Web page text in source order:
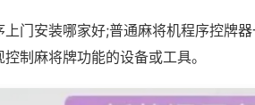
上门安装哪家好;普通麻将机程序控牌
制麻将牌功能的设备或工具。